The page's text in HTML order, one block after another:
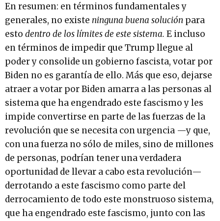
En resumen: en términos fundamentales y
generales, no existe ninguna buena solución para
esto dentro de los límites de este sistema. E incluso
en términos de impedir que Trump llegue al
poder y consolide un gobierno fascista, votar por
Biden no es garantía de ello. Más que eso, dejarse
atraer a votar por Biden amarra a las personas al
sistema que ha engendrado este fascismo y les
impide convertirse en parte de las fuerzas de la
revolución que se necesita con urgencia —y que,
con una fuerza no sólo de miles, sino de millones
de personas, podrían tener una verdadera
oportunidad de llevar a cabo esta revolución—
derrotando a este fascismo como parte del
derrocamiento de todo este monstruoso sistema,
que ha engendrado este fascismo, junto con las